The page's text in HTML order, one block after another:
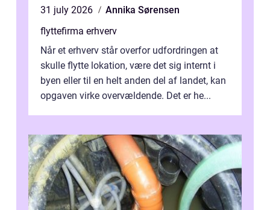
31 july 2026
Annika Sørensen
flyttefirma erhverv
Når et erhverv står overfor udfordringen at
skulle flytte lokation, være det sig internt i
byen eller til en helt anden del af landet, kan
opgaven virke overvældende. Det er he...